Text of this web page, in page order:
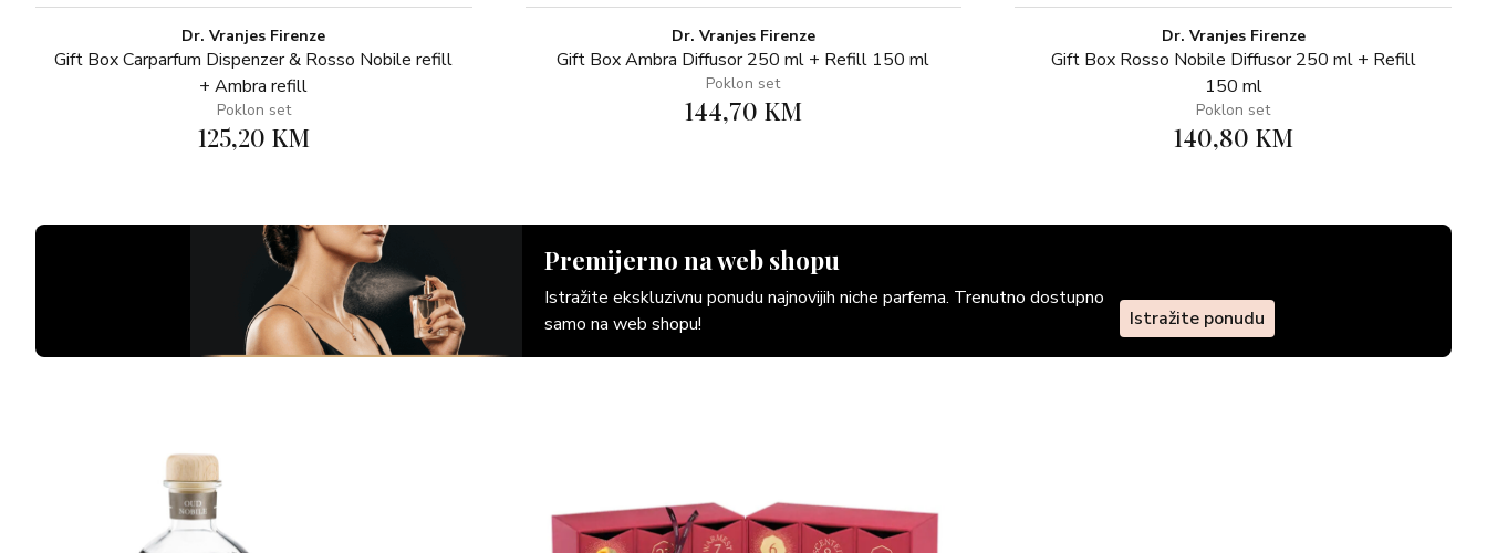
Dr. Vranjes Firenze
Gift Box Carparfum Dispenzer & Rosso Nobile refill
+ Ambra refill
Poklon set
125,20 KM
Dr. Vranjes Firenze
Gift Box Ambra Diffusor 250 ml + Refill 150 ml
Poklon set
144,70 KM
Premijerno na web shopu
Istražite ekskluzivnu ponudu najnovijih niche parfema. Trenutno dostupno
samo na web shopu!
Istražite ponudu
Dr. Vranjes Firenze
Gift Box Rosso Nobile Diffusor 250 ml + Refill
150 ml
Poklon set
140,80 KM